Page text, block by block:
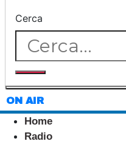
Cerca
ON AIR
Home
Radio